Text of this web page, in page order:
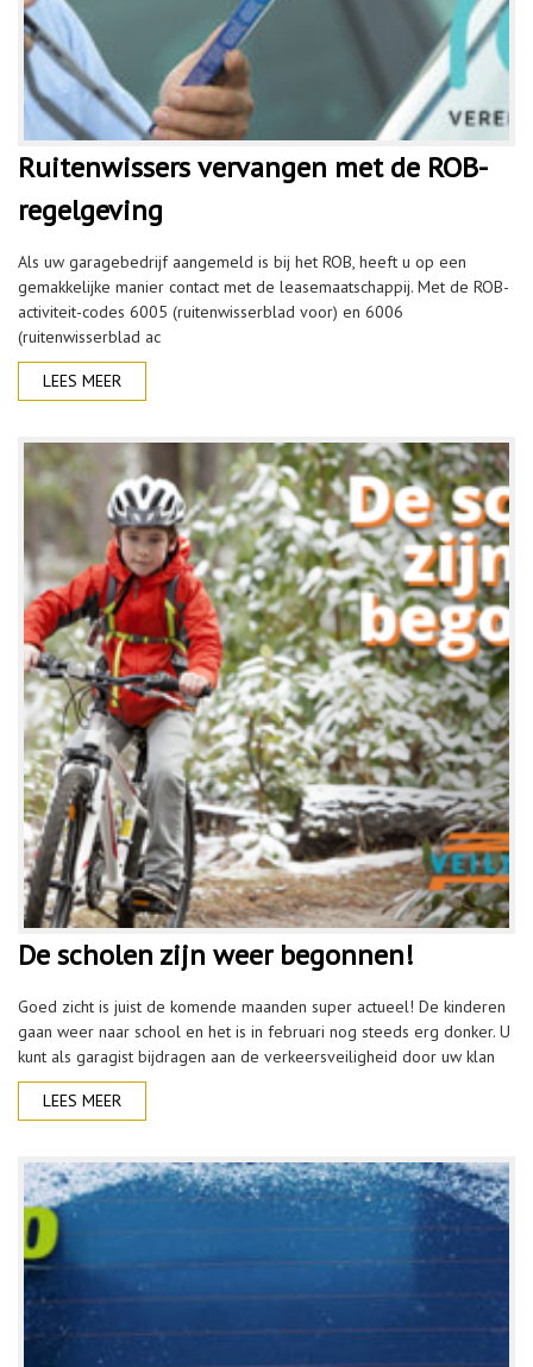
Ruitenwissers vervangen met de ROB-
regelgeving
Als uw garagebedrijf aangemeld is bij het ROB, heeft u op een
gemakkelijke manier contact met de leasemaatschappij. Met de ROB-
activiteit-codes 6005 (ruitenwisserblad voor) en 6006
(ruitenwisserblad ac
LEES MEER
De scholen zijn weer begonnen!
Goed zicht is juist de komende maanden super actueel! De kinderen
gaan weer naar school en het is in februari nog steeds erg donker. U
kunt als garagist bijdragen aan de verkeersveiligheid door uw klan
LEES MEER